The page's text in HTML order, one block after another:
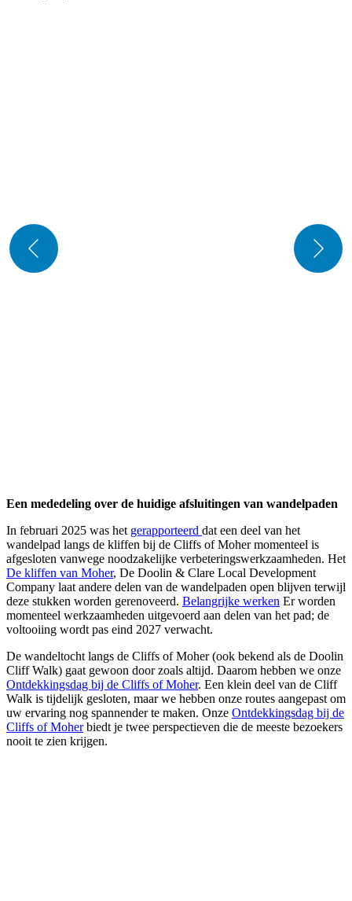
Een mededeling over de huidige afsluitingen van wandelpaden
In februari 2025 was het gerapporteerd dat een deel van het
wandelpad langs de kliffen bij de Cliffs of Moher momenteel is
afgesloten vanwege noodzakelijke verbeteringswerkzaamheden. Het
De kliffen van Moher, De Doolin & Clare Local Development
Company laat andere delen van de wandelpaden open blijven terwijl
deze stukken worden gerenoveerd. Belangrijke werken Er worden
momenteel werkzaamheden uitgevoerd aan delen van het pad; de
voltooiing wordt pas eind 2027 verwacht.
De wandeltocht langs de Cliffs of Moher (ook bekend als de Doolin
Cliff Walk) gaat gewoon door zoals altijd. Daarom hebben we onze
Ontdekkingsdag bij de Cliffs of Moher. Een klein deel van de Cliff
Walk is tijdelijk gesloten, maar we hebben onze routes aangepast om
uw ervaring nog spannender te maken. Onze Ontdekkingsdag bij de
Cliffs of Moherbiedt je twee perspectieven die de meeste bezoekers
nooit te zien krijgen.